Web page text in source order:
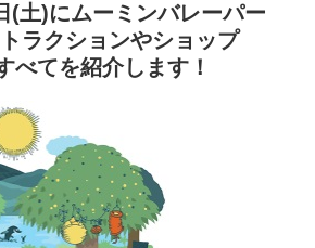
(土)にムーミンバレーパー
ラクションやショップ
べてを紹介します！